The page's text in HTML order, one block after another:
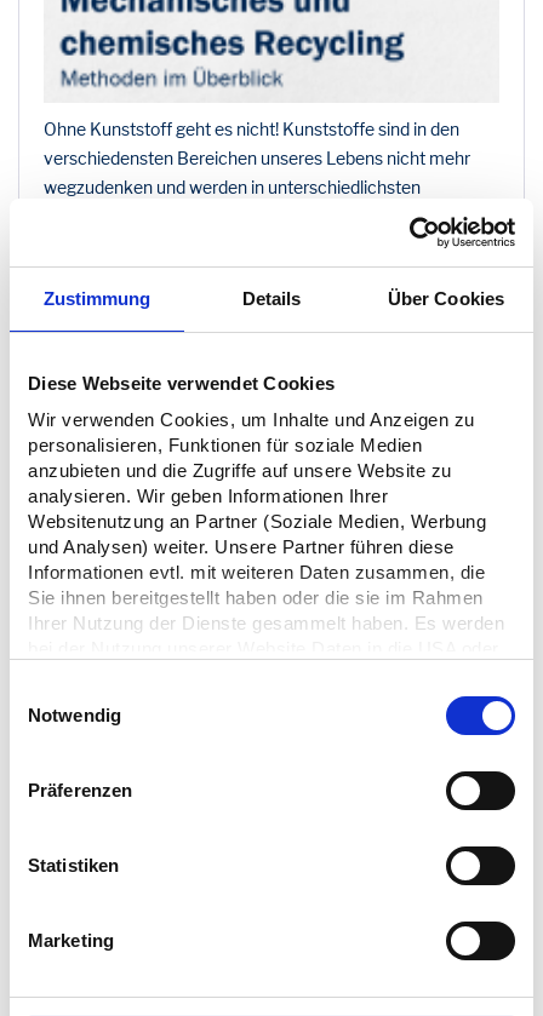
Zustimmung Details Über Cookies
Diese Webseite verwendet Cookies
Wir verwenden Cookies, um Inhalte und Anzeigen zu
personalisieren, Funktionen für soziale Medien
anzubieten und die Zugriffe auf unsere Website zu
analysieren. Wir geben Informationen Ihrer
Websitenutzung an Partner (Soziale Medien, Werbung
und Analysen) weiter. Unsere Partner führen diese
Informationen evtl. mit weiteren Daten zusammen, die
Sie ihnen bereitgestellt haben oder die sie im Rahmen
Ihrer Nutzung der Dienste gesammelt haben. Es werden
einzelnen Vertragspartner können Sie dem Cookie-
Banner und/oder der Datenschutzerklärung entnehmen.
Sie in die Datenübertragung in Drittstaaten ein. Erst wenn
Sie Buttons anklicken, werden Bilder und andere Daten
Datenschutz dieser Anbieter können Sie sich auf deren
datenschutz@interzero.de
Datenschutzerklärung.
Notwendig
Präferenzen
Statistiken
Marketing
Ohne Kunststoff geht es nicht! Kunststoffe sind in den
verschiedensten Bereichen unseres Lebens nicht mehr
wegzudenken und werden in unterschiedlichsten
Produkten eingesetzt. Je nach Erzeugnis werden diese
aber früher oder später zu Abfall und laden im Müll. Im
Sinne des Umwelt- und Ressourcenschutzes ist der
Lebenszyklus einer Kunststoffverpackung oder eines
Kunststoffprodukts mit dem Wurf in die Gelbe Tonne / den
MEHR LESEN
How-To-Guide: Wie registriert man sich im
LUCID Verpackungsregister?